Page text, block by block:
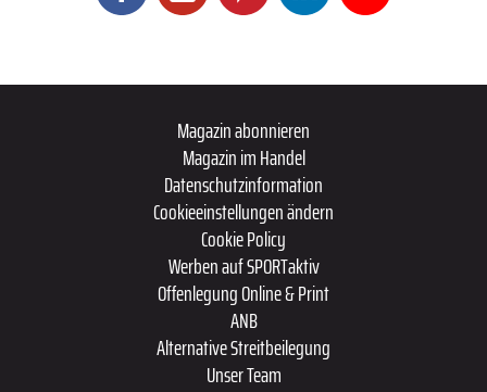
Magazin abonnieren
Magazin im Handel
Datenschutzinformation
Cookieeinstellungen ändern
Cookie Policy
Werben auf SPORTaktiv
Offenlegung Online & Print
ANB
Alternative Streitbeilegung
Unser Team